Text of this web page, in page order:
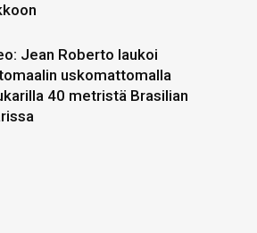
Jean Roberto laukoi
uskomattomalla
40 metristä Brasilian